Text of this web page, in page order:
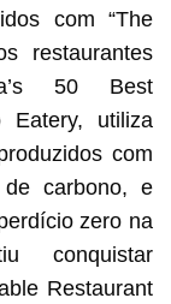
com “The
restaurantes
50 Best
Eatery, utiliza
com
carbono, e
zero na
conquistar
Restaurant